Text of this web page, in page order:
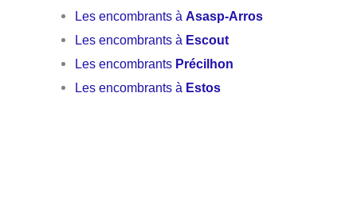
Les encombrants àAsasp-Arros
Les encombrants à Escout
Les encombrants Précilhon
Les encombrants à Estos